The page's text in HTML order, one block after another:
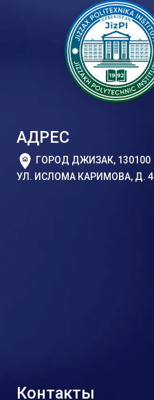
АДРЕС
ГОРОД ДЖИЗАК, 130100
УЛ. ИСЛОМА КАРИМОВА, Д. 4
Контакты